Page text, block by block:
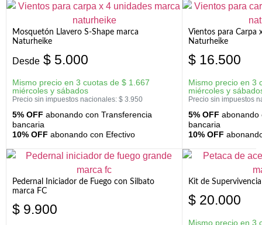
Mosquetón Llavero S-Shape marca
Naturheike
Desde $ 5.000
Mismo precio en 3 cuotas de $ 1.667
miércoles y sábados
Precio sin impuestos nacionales: $ 3.950
5% OFF abonando con Transferencia
bancaria
10% OFF abonando con Efectivo
Vientos para Carpa
Naturheike
$ 16.500
Mismo precio en 3
miércoles y
Precio sin impuestos
5% OFF abonando
bancaria
10% OFF
Pedernal Iniciador de Fuego con Silbato
marca FC
$ 9.900
Kit de
$ 20.000
Mismo precio en 3